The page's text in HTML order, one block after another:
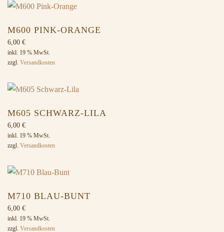
M600 PINK-ORANGE
6,00 €
inkl. 19 % MwSt.
zzgl. Versandkosten
M605 SCHWARZ-LILA
6,00 €
inkl. 19 % MwSt.
zzgl. Versandkosten
M710 BLAU-BUNT
6,00 €
inkl. 19 % MwSt.
zzgl. Versandkosten